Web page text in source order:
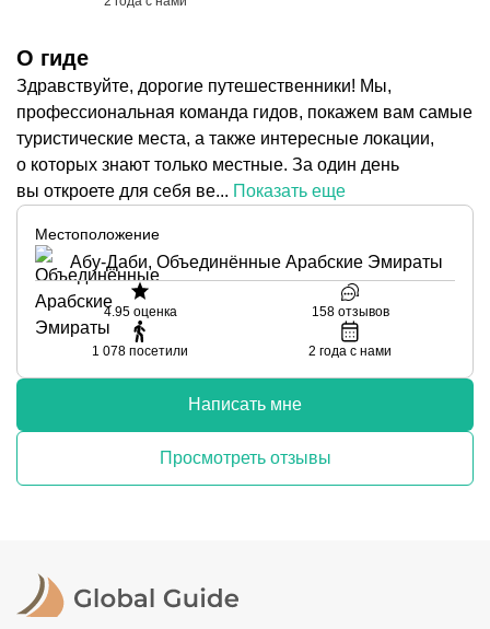
О гиде
Здравствуйте, дорогие путешественники! Мы,
профессиональная команда гидов, покажем вам самые
туристические места, а также интересные локации,
о которых знают только местные. За один день
вы откроете для себя ве... Показать еще
Местоположение
Абу-Даби, Объединённые Арабские Эмираты
4.95оценка 158 отзывов
1 078 посетили 2 года с нами
Написать мне
Просмотреть отзывы